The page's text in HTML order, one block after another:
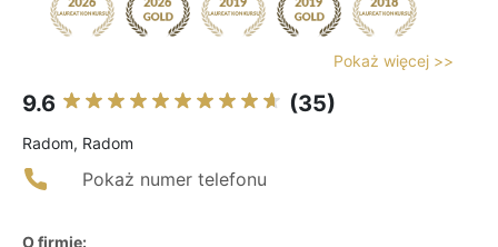
Pokaż więcej >>
9.6 (35)
Radom, Radom
Pokaż numer telefonu
O firmie: